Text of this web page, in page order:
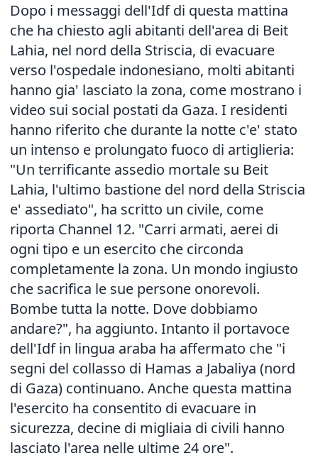
Dopo i messaggi dell'Idf di questa mattina
che ha chiesto agli abitanti dell'area di Beit
Lahia, nel nord della Striscia, di evacuare
verso l'ospedale indonesiano, molti abitanti
hanno gia' lasciato la zona, come mostrano i
video sui social postati da Gaza. I residenti
hanno riferito che durante la notte c'e' stato
un intenso e prolungato fuoco di artiglieria:
"Un terrificante assedio mortale su Beit
Lahia, l'ultimo bastione del nord della Striscia
e' assediato", ha scritto un civile, come
riporta Channel 12. "Carri armati, aerei di
ogni tipo e un esercito che circonda
completamente la zona. Un mondo ingiusto
che sacrifica le sue persone onorevoli.
Bombe tutta la notte. Dove dobbiamo
andare?", ha aggiunto. Intanto il portavoce
dell'Idf in lingua araba ha affermato che "i
segni del collasso di Hamas a Jabaliya (nord
di Gaza) continuano. Anche questa mattina
l'esercito ha consentito di evacuare in
sicurezza, decine di migliaia di civili hanno
lasciato l'area nelle ultime 24 ore".